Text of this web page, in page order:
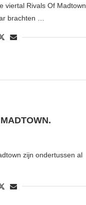
viertal Rivals Of Madtown
brachten …
zijn ondertussen al